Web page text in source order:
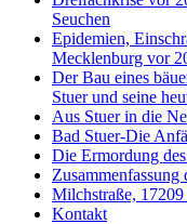
Seuchen
Epidemien,
Mecklenburg vor
Der Bau eines
Stuer und seine
Aus Stuer in die
Bad Stuer-Die
Die Ermordung
Milchstraße, 17209
Kontakt